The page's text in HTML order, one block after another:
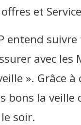
et
entend
avec
». Grâce
bons la veille
soir.